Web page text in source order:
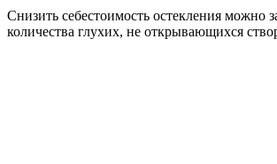
Снизить себестоимость остекления можно
количества глухих, не открывающихся